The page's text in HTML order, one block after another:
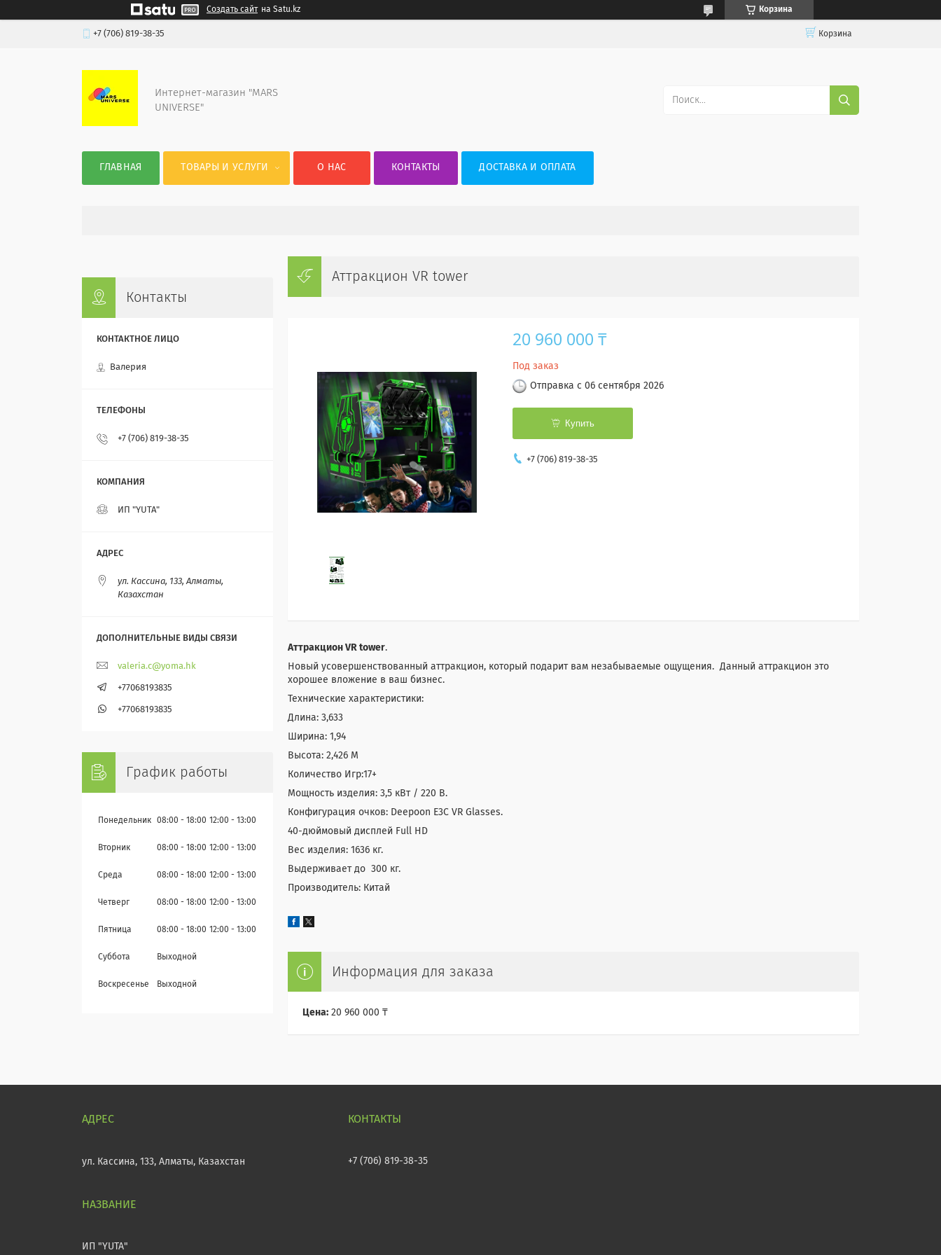
Создать сайт на Satu.kz Корзина
+7 (706) 819-38-35 Корзина
Интернет-магазин "MARS
UNIVERSE"
ГЛАВНАЯ ТОВАРЫ И УСЛУГИ О НАС КОНТАКТЫ ДОСТАВКА И ОПЛАТА
Аттракцион VR tower
20 960 000 ₸
Под заказ
Отправка с 06 сентября 2026
Купить
+7 (706) 819-38-35
Аттракцион VR tower.
Новый усовершенствованный аттракцион, который подарит вам незабываемые ощущения. Данный аттракцион это
хорошее вложение в ваш бизнес.
Технические характеристики:
Длина: 3,633
Ширина: 1,94
Высота: 2,426 M
Количество Игр:17+
Мощность изделия: 3,5 кВт / 220 В.
Конфигурация очков: Deepoon E3C VR Glasses.
40-дюймовый дисплей Full HD
Вес изделия: 1636 кг.
Выдерживает до 300 кг.
Производитель: Китай
Информация для заказа
Цена: 20 960 000 ₸
Контакты
Валерия
+7 (706) 819-38-35
ИП "YUTA"
ул. Кассина, 133, Алматы,
Казахстан
valeria.c@yoma.hk
+77068193835
+77068193835
График работы
Понедельник 08:00 18:00 12:00 13:00
Вторник 08:00 18:00 12:00 13:00
Среда 08:00 18:00 12:00 13:00
Четверг 08:00 18:00 12:00 13:00
Пятница 08:00 18:00 12:00 13:00
Суббота Выходной
Воскресенье Выходной
ул. Кассина, 133, Алматы, Казахстан
ИП "YUTA"
+7 (706) 819-38-35